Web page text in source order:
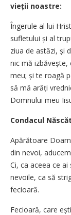
vieții noastre:
Îngerule al lui
sufle­tului și al
ziua de astăzi, și
nic mă izbăvește,
meu; și te roagă
să mă arăți
Dom­­nului meu
Condacul
Apărătoare
din ne­­voi,
Ci, ca aceea ce
nevo­ile, ca să
fecioară.
Fecioară, care